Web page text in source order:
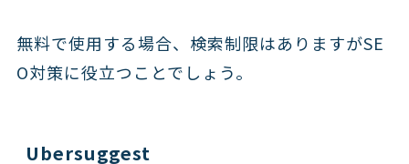
無料で使用する場合、検索制限はありますがSE
O対策に役立つことでしょう。
Ubersuggest